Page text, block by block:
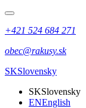
+421 524 684 271
obec@rakusy.sk
SKSlovensky
SKSlovensky
ENEnglish